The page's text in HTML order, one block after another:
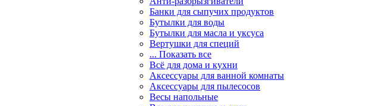
Банки для сыпучих продуктов
Бутылки для воды
Бутылки для масла и уксуса
Вертушки для специй
... Показать все
Всё для дома и кухни
Аксессуары для ванной комнаты
Аксессуары для пылесосов
Весы напольные